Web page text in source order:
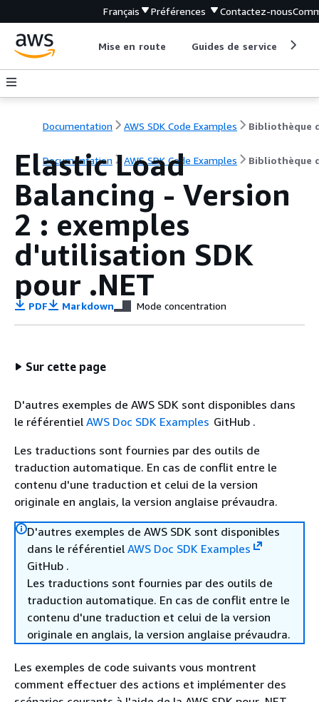
Français Préférences Contactez-nous
Mise en route Guides de service
Documentation AWS SDK Code Examples
Documentation AWS SDK Code Examples Bibliothèque
Elastic Load
Balancing - Version
2 : exemples
d'utilisation SDK
pour .NET
PDF Markdown Mode concentration
Sur cette page
D'autres exemples de AWS SDK sont disponibles dans
le référentiel AWS Doc SDK Examples GitHub .
Les traductions sont fournies par des outils de
traduction automatique. En cas de conflit entre le
contenu d'une traduction et celui de la version
originale en anglais, la version anglaise prévaudra.
D'autres exemples de AWS SDK sont disponibles
dans le référentiel AWS Doc SDK Examples
GitHub .
Les traductions sont fournies par des outils de
traduction automatique. En cas de conflit entre le
contenu d'une traduction et celui de la version
originale en anglais, la version anglaise prévaudra.
Les exemples de code suivants vous montrent
comment effectuer des actions et implémenter des